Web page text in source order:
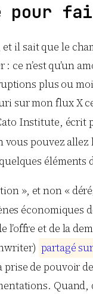
pour
il sait que le
ce n’est qu’un
plus ou
mon flux X
Institute, écrit
vous pouvez allez
», et non «
et de la
partagé sur
de pouvoir